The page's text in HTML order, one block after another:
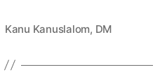
Kanu Kanuslalom, DM